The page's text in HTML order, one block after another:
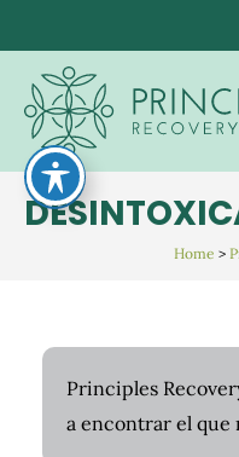
content
Home >
Principles
a encontrar el que